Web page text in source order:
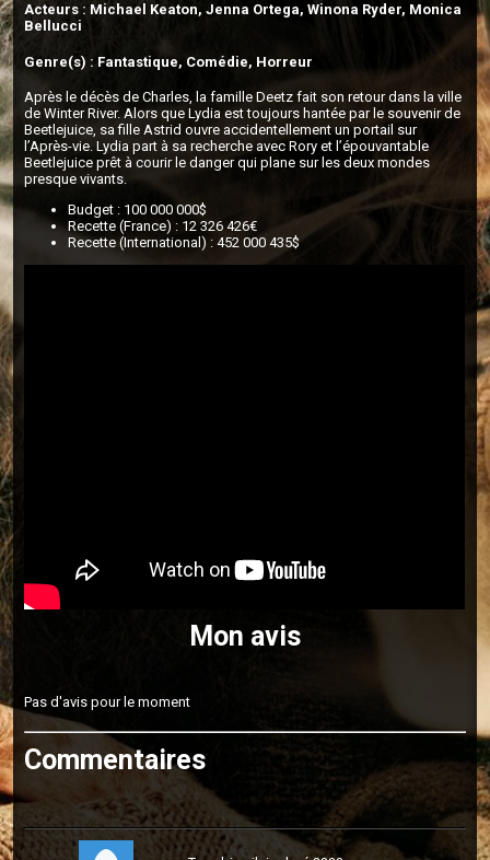
Acteurs : Michael Keaton, Jenna Ortega, Winona Ryder, Monica
Bellucci
Genre(s) : Fantastique, Comédie, Horreur
Après le décès de Charles, la famille Deetz fait son retour dans la ville
de Winter River. Alors que Lydia est toujours hantée par le souvenir de
Beetlejuice, sa fille Astrid ouvre accidentellement un portail sur
l’Après-vie. Lydia part à sa recherche avec Rory et l’épouvantable
Beetlejuice prêt à courir le danger qui plane sur les deux mondes
presque vivants.
Budget : 100 000 000$
Recette (France) : 12 326 426€
Recette (International) : 452 000 435$
Mon avis
Pas d'avis pour le moment
Commentaires